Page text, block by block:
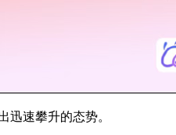
迅速攀升的态势。